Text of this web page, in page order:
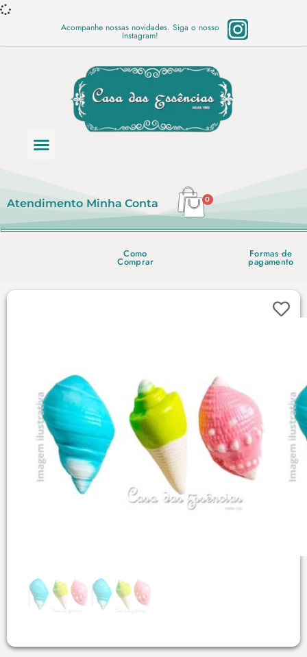
Acompanhe nossas novidades. Siga o nosso
Instagram!
Atendimento Minha Conta 0
Como
Comprar
Formas de
pagamento